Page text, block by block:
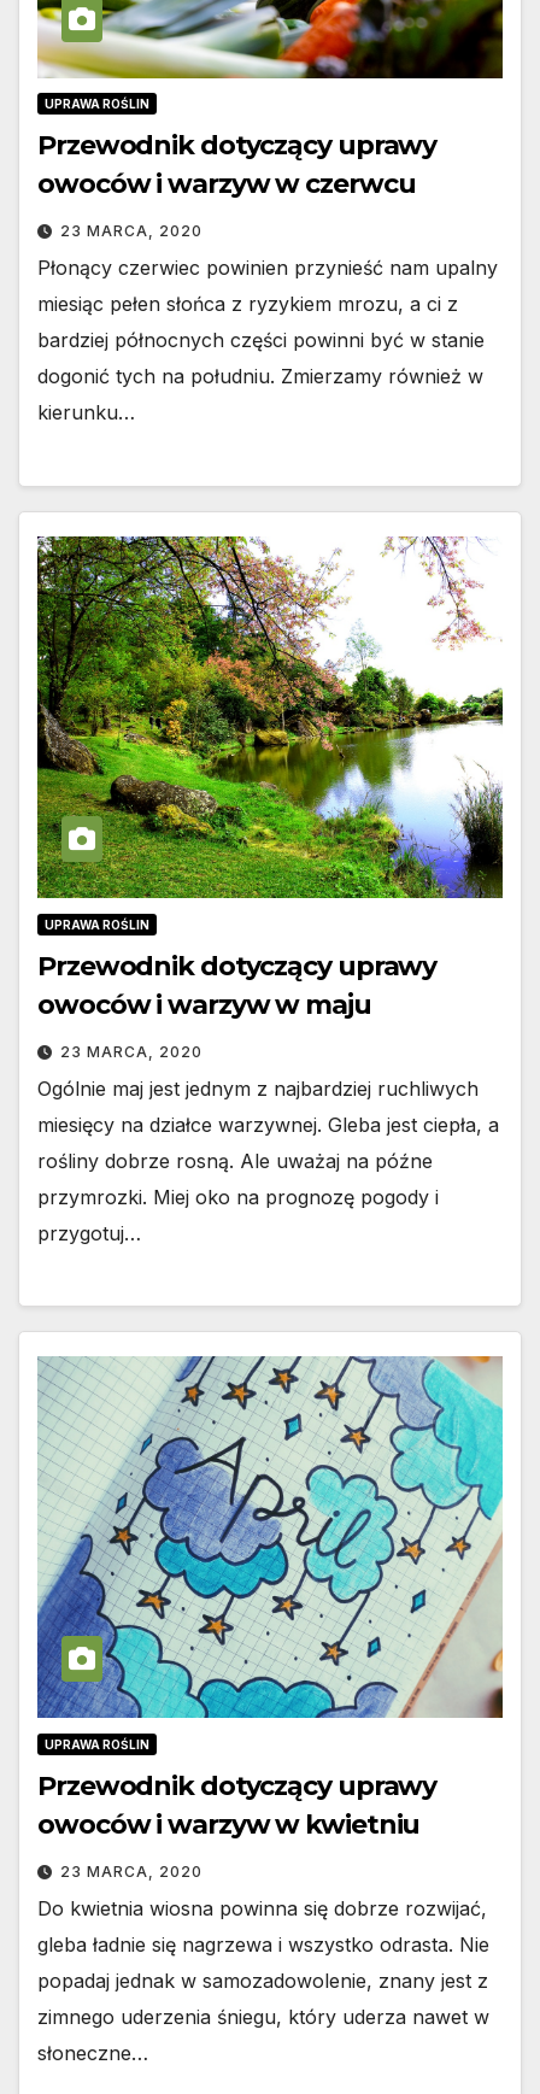
UPRAWA ROŚLIN
Przewodnik dotyczący uprawy
owoców i warzyw w czerwcu
23 MARCA, 2020
Płonący czerwiec powinien przynieść nam upalny
miesiąc pełen słońca z ryzykiem mrozu, a ci z
bardziej północnych części powinni być w stanie
dogonić tych na południu. Zmierzamy również w
kierunku…
UPRAWA ROŚLIN
Przewodnik dotyczący uprawy
owoców i warzyw w maju
23 MARCA, 2020
Ogólnie maj jest jednym z najbardziej ruchliwych
miesięcy na działce warzywnej. Gleba jest ciepła, a
rośliny dobrze rosną. Ale uważaj na późne
przymrozki. Miej oko na prognozę pogody i
przygotuj…
UPRAWA ROŚLIN
Przewodnik dotyczący uprawy
owoców i warzyw w kwietniu
23 MARCA, 2020
Do kwietnia wiosna powinna się dobrze rozwijać,
gleba ładnie się nagrzewa i wszystko odrasta. Nie
popadaj jednak w samozadowolenie, znany jest z
zimnego uderzenia śniegu, który uderza nawet w
słoneczne…